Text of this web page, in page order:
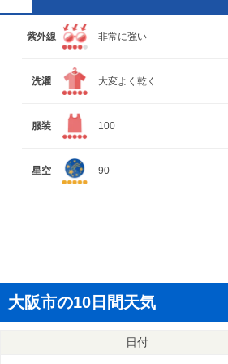
紫外線 非常に強い
洗濯 大変よく乾く
服装 100
星空 90
大阪市の10日間天気
日付